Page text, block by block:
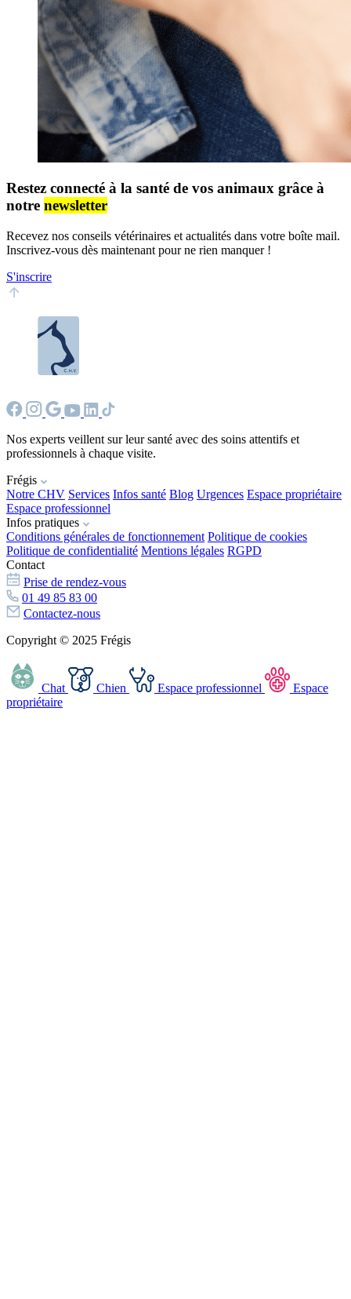
Restez connecté à la santé de vos animaux grâce à
notre newsletter
Recevez nos conseils vétérinaires et actualités dans votre boîte mail.
Inscrivez-vous dès maintenant pour ne rien manquer !
S'inscrire
Nos experts veillent sur leur santé avec des soins attentifs et
professionnels à chaque visite.
Frégis
Notre CHV Services Infos santé Blog Urgences Espace propriétaire
Espace professionnel
Infos pratiques
Conditions générales de fonctionnement Politique de cookies
Politique de confidentialité Mentions légales RGPD
Contact
Prise de rendez-vous
01 49 85 83 00
Contactez-nous
Copyright © 2025 Frégis
Chat Chien Espace professionnel
Espace
propriétaire